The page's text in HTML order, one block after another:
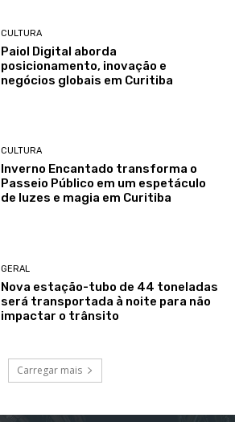
CULTURA
Paiol Digital aborda
posicionamento, inovação e
negócios globais em Curitiba
CULTURA
Inverno Encantado transforma o
Passeio Público em um espetáculo
de luzes e magia em Curitiba
GERAL
Nova estação-tubo de 44 toneladas
será transportada à noite para não
impactar o trânsito
Carregar mais